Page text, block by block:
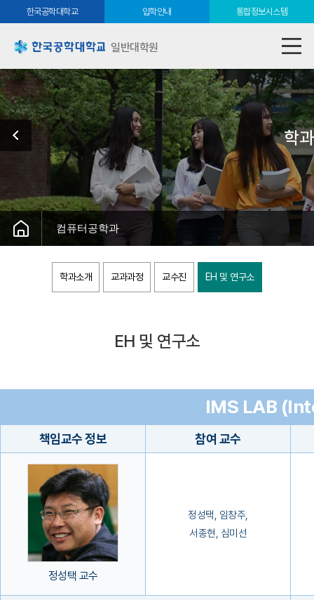
한국공학대학교 입학안내 통합정보시스템
일반대학원
학
컴퓨터공학과
학과소개 교과과정 교수진 EH 및 연구소
EH 및 연구소
IMS LAB
책임교수 정보 참여 교수
정성택 교수
정성택, 임창주,
서종현, 심미선